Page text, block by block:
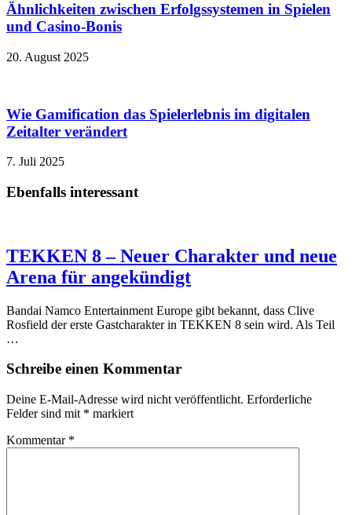
Ähnlichkeiten zwischen Erfolgssystemen in Spielen
und Casino‑Bonis
20. August 2025
Wie Gamification das Spielerlebnis im digitalen
Zeitalter verändert
7. Juli 2025
Ebenfalls interessant
TEKKEN 8 – Neuer Charakter und neue
Arena für angekündigt
Bandai Namco Entertainment Europe gibt bekannt, dass Clive
Rosfield der erste Gastcharakter in TEKKEN 8 sein wird. Als Teil
…
Schreibe einen Kommentar
Deine E-Mail-Adresse wird nicht veröffentlicht. Erforderliche
Felder sind mit * markiert
Kommentar *